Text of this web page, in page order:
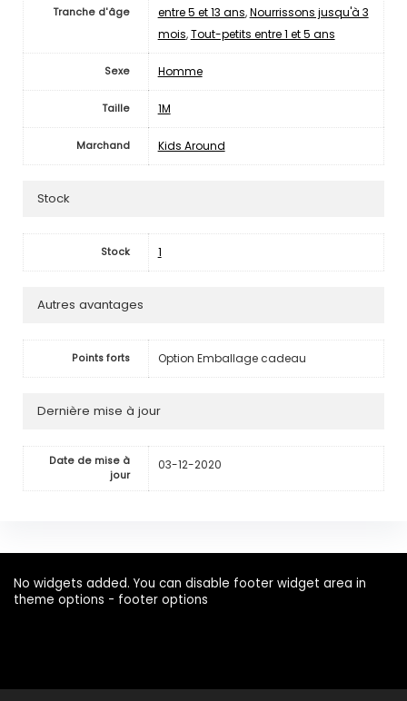
Tranche d'âge
entre 5 et 13 ans,Nourrissons jusqu'à 3
mois,Tout-petits entre 1 et 5 ans
Sexe Homme
Taille 1M
Marchand Kids Around
Stock
Stock 1
Autres avantages
Points forts Option Emballage cadeau
Dernière mise à jour
Date de mise à
jour
03-12-2020
No widgets added. You can disable footer widget area in
theme options - footer options